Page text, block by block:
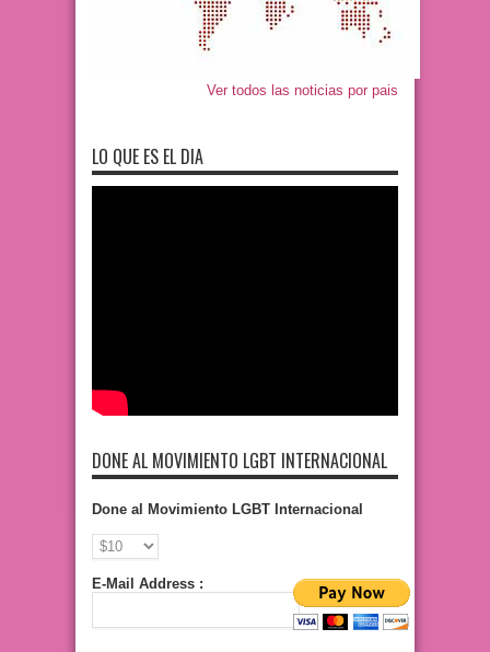
Ver todos las noticias por pais
LO QUE ES EL DIA
DONE AL MOVIMIENTO LGBT INTERNACIONAL
Done al Movimiento LGBT Internacional
E-Mail Address :